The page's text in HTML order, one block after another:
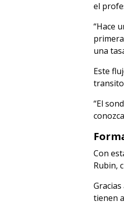
el
“Hace
una
Este
“El
Con
Rubin,
tienen